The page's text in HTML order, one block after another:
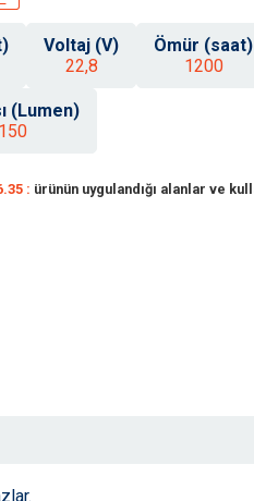
Voltaj (V)
22,8
Ömür (saat)
1200
(Lumen)
: ürünün uygulandığı alanlar ve